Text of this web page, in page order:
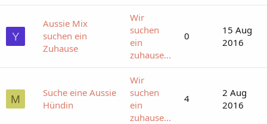
Y
Aussie Mix
suchen ein
Zuhause
Wir
suchen
ein
zuhause...
0
15 Aug
2016
M
Suche eine Aussie
Hündin
Wir
suchen
ein
zuhause...
4
2 Aug
2016